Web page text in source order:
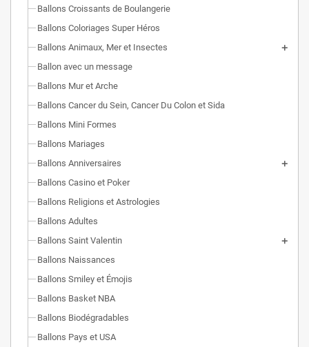
Ballons Croissants de Boulangerie
Ballons Coloriages Super Héros
Ballons Animaux, Mer et Insectes
Ballon avec un message
Ballons Mur et Arche
Ballons Cancer du Sein, Cancer Du Colon et Sida
Ballons Mini Formes
Ballons Mariages
Ballons Anniversaires
Ballons Casino et Poker
Ballons Religions et Astrologies
Ballons Adultes
Ballons Saint Valentin
Ballons Naissances
Ballons Smiley et Émojis
Ballons Basket NBA
Ballons Biodégradables
Ballons Pays et USA